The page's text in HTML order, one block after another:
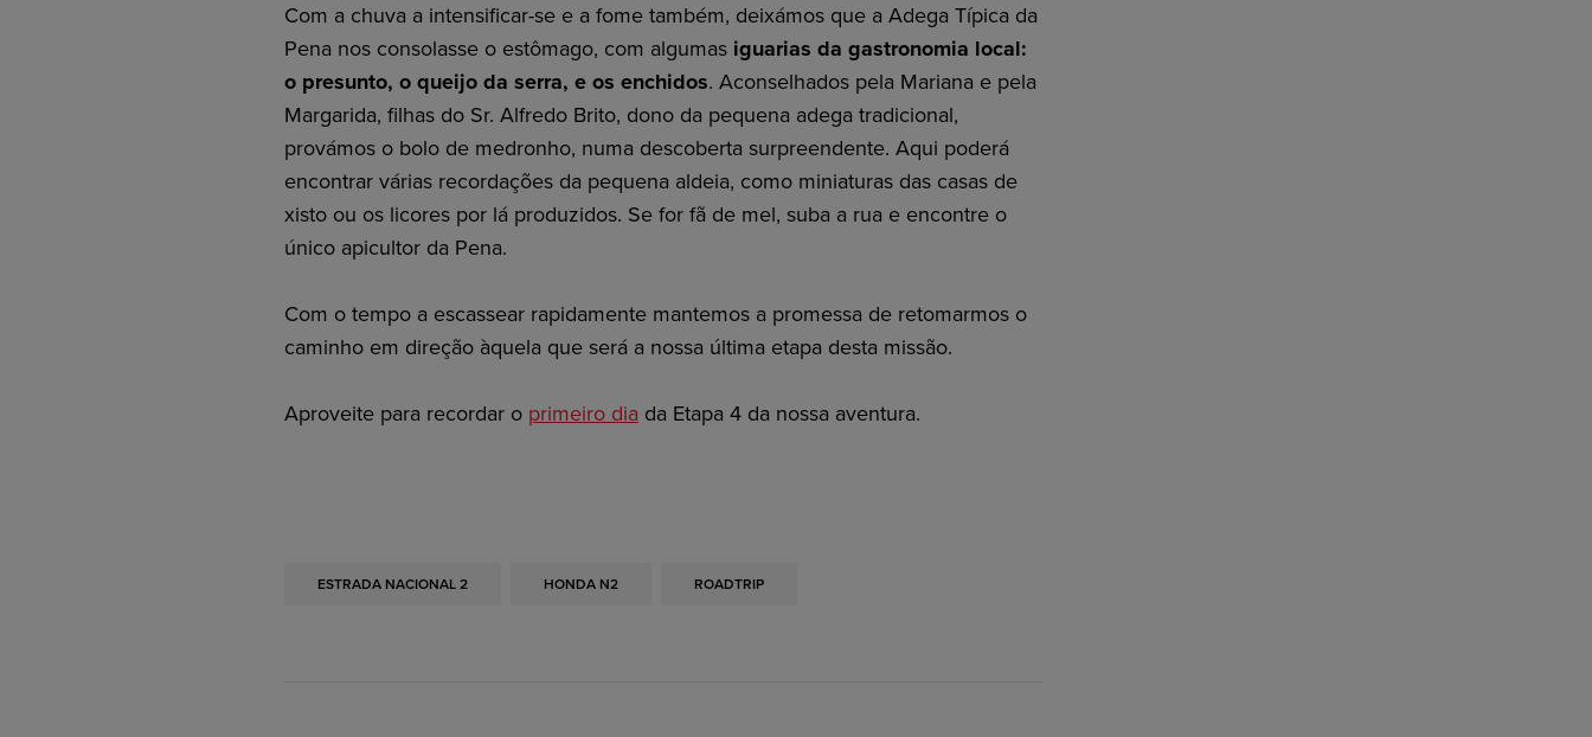
Com a chuva a intensificar-se e a fome também, deixámos que a Adega Típica da
Pena nos consolasse o estômago, com algumas iguarias da gastronomia local:
o presunto, o queijo da serra, e os enchidos. Aconselhados pela Mariana e pela
Margarida, filhas do Sr. Alfredo Brito, dono da pequena adega tradicional,
provámos o bolo de medronho, numa descoberta surpreendente. Aqui poderá
encontrar várias recordações da pequena aldeia, como miniaturas das casas de
xisto ou os licores por lá produzidos. Se for fã de mel, suba a rua e encontre o
único apicultor da Pena.
Com o tempo a escassear rapidamente mantemos a promessa de retomarmos o
caminho em direção àquela que será a nossa última etapa desta missão.
Aproveite para recordar o primeiro dia da Etapa 4 da nossa aventura.
ESTRADA NACIONAL 2 HONDA N2 ROADTRIP